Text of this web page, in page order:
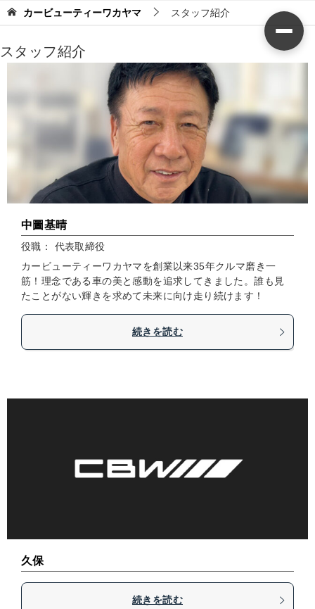
カービューティーワカヤマ スタッフ紹介
スタッフ紹介
中圖基晴
役職： 代表取締役
カービューティーワカヤマを創業以来35年クルマ磨き一
筋！理念である車の美と感動を追求してきました。誰も見
たことがない輝きを求めて未来に向け走り続けます！
続きを読む
久保
続きを読む